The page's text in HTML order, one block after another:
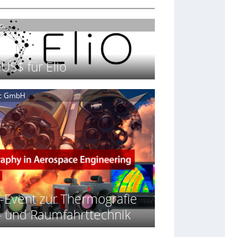
für Elio
GmbH
Event zur Thermografie
und Raumfahrttechnik